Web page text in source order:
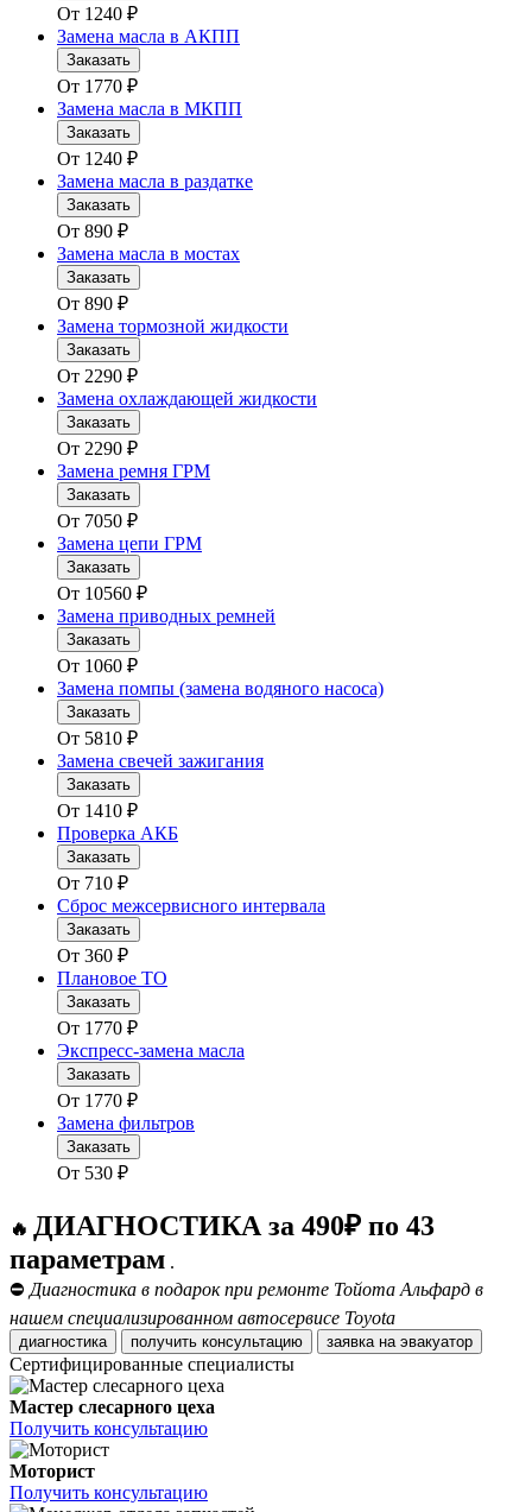
От 1240 ₽
Замена масла в АКПП
Заказать
От 1770 ₽
Замена масла в МКПП
Заказать
От 1240 ₽
Замена масла в раздатке
Заказать
От 890 ₽
Замена масла в мостах
Заказать
От 890 ₽
Замена тормозной жидкости
Заказать
От 2290 ₽
Замена охлаждающей жидкости
Заказать
От 2290 ₽
Замена ремня ГРМ
Заказать
От 7050 ₽
Замена цепи ГРМ
Заказать
От 10560 ₽
Замена приводных ремней
Заказать
От 1060 ₽
Замена помпы (замена водяного насоса)
Заказать
От 5810 ₽
Замена свечей зажигания
Заказать
От 1410 ₽
Проверка АКБ
Заказать
От 710 ₽
Сброс межсервисного интервала
Заказать
От 360 ₽
Плановое ТО
Заказать
От 1770 ₽
Экспресс-замена масла
Заказать
От 1770 ₽
Замена фильтров
Заказать
От 530 ₽
🔥 ДИАГНОСТИКА за 490₽ по 43
параметрам .
⛔ Диагностика в подарок при ремонте Тойота Альфард в
нашем специализированном автосервисе Toyota
диагностика получить консультацию заявка на эвакуатор
Сертифицированные специалисты
Мастер слесарного цеха
Получить консультацию
Моторист
Получить консультацию